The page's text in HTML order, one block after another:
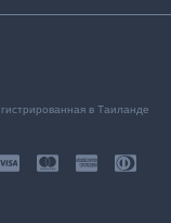
в Таиланде